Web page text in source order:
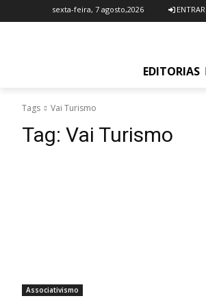
sexta-feira, 7 agosto,2026 ENTRAR
EDITORIAS
Tags Vai Turismo
Tag: Vai Turismo
Associativismo